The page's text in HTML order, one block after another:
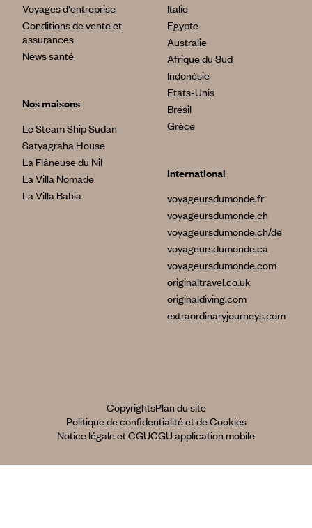
Voyages d'entreprise
Conditions de vente et
assurances
News santé
Nos maisons
Le Steam Ship Sudan
Satyagraha House
La Flâneuse du Nil
La Villa Nomade
La Villa Bahia
Italie
Egypte
Australie
Afrique du Sud
Indonésie
Etats-Unis
Brésil
Grèce
International
voyageursdumonde.fr
voyageursdumonde.ch
voyageursdumonde.ch/de
voyageursdumonde.ca
voyageursdumonde.com
originaltravel.co.uk
originaldiving.com
extraordinaryjourneys.com
CopyrightsPlan du site
Politique de confidentialité et de Cookies
Notice légale et CGUCGU application mobile